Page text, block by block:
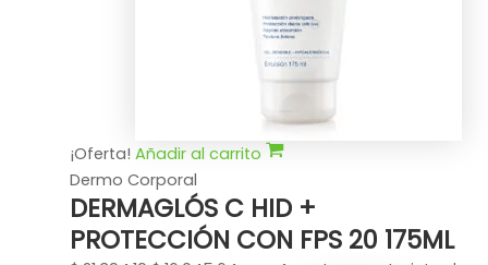
¡Oferta! Añadir al carrito
Dermo Corporal
DERMAGLÓS C HID +
PROTECCIÓN CON FPS 20 175ML